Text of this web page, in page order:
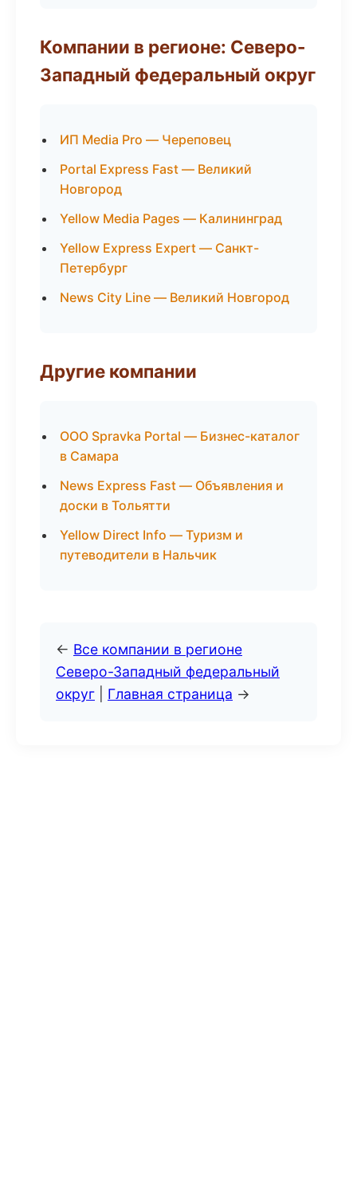
Компании в регионе: Северо-
Западный федеральный округ
ИП Media Pro — Череповец
Portal Express Fast — Великий
Новгород
Yellow Media Pages — Калининград
Yellow Express Expert — Санкт-
Петербург
News City Line — Великий Новгород
Другие компании
ООО Spravka Portal — Бизнес-каталог
в Самара
News Express Fast — Объявления и
доски в Тольятти
Yellow Direct Info — Туризм и
путеводители в Нальчик
← Все компании в регионе
Северо-Западный федеральный
округ
Главная страница →